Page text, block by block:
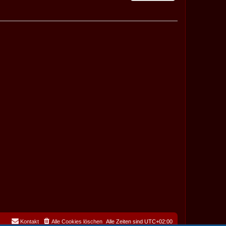
Alle Zeiten sind UTC+02:00
Alle Cookies löschen
Kontakt